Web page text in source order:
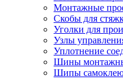
Монтажные
Скобы для
Уголки для
Узлы
Уплотнение
Шины
Шипы